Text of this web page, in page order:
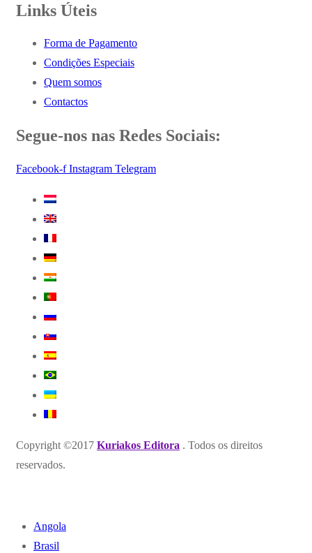
Links Úteis
Forma de Pagamento
Condições Especiais
Quem somos
Contactos
Segue-nos nas Redes Sociais:
Facebook-f Instagram Telegram
Copyright ©2017 Kuriakos Editora . Todos os direitos
reservados.
Angola
Brasil